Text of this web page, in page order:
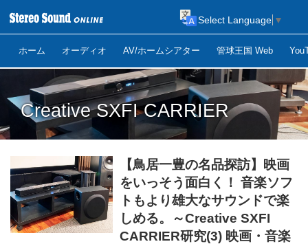
ホーム オーディオ AV/ホームシアター 管球王国 Web
Select Language ▼
Creative SXFI CARRIER
【鳥居一豊の名品探訪】映画
をいっそう面白く！ 音楽ソフ
トもより雄大なサウンドで楽
しめる。～Creative SXFI
CARRIER研究(3) 映画・音楽